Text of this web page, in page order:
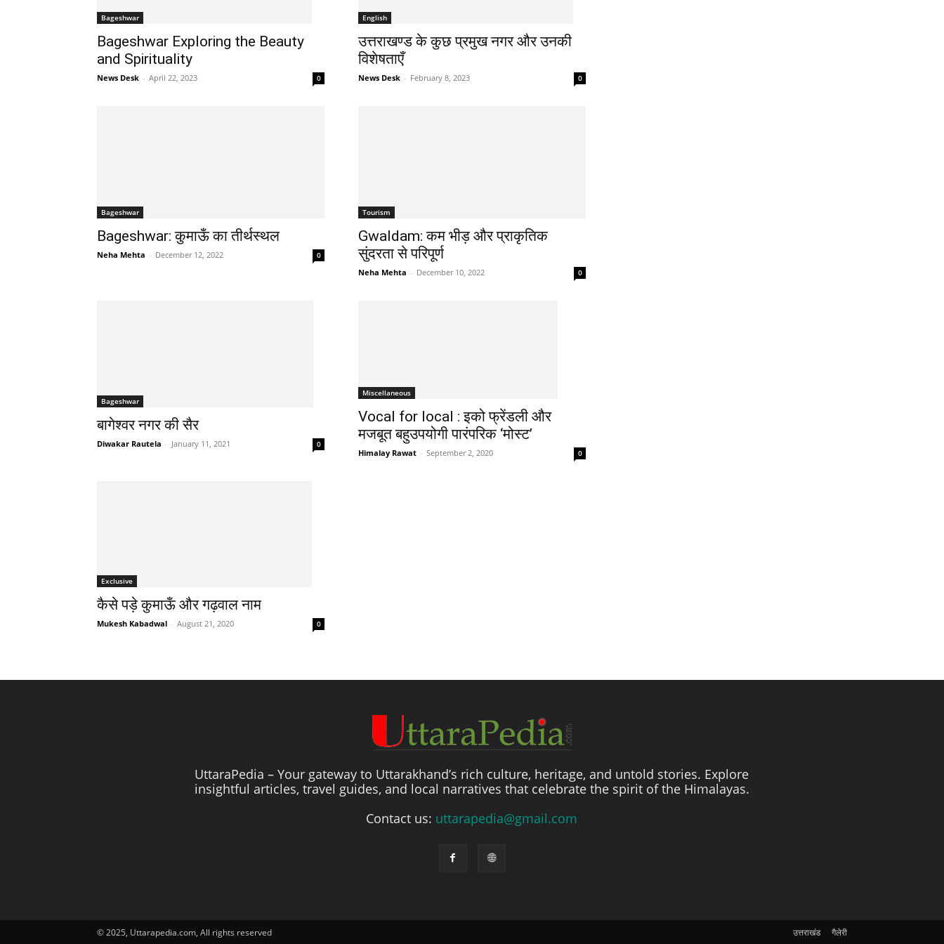
Bageshwar
Bageshwar Exploring the Beauty
and Spirituality
News Desk - April 22, 2023 0
English
उत्तराखण्ड के कुछ प्रमुख नगर और उनकी
विशेषताएँ
News Desk - February 8, 2023 0
Bageshwar
Bageshwar: कुमाऊँ का तीर्थस्थल
Neha Mehta - December 12, 2022 0
Tourism
Gwaldam: कम भीड़ और प्राकृतिक
सुंदरता से परिपूर्ण
Neha Mehta - December 10, 2022 0
Bageshwar
बागेश्वर नगर की सैर
Diwakar Rautela - January 11, 2021 0
Miscellaneous
Vocal for local : इको फ्रेंडली और
मजबूत बहुउपयोगी पारंपरिक ‘मोस्ट’
Himalay Rawat - September 2, 2020 0
Exclusive
कैसे पड़े कुमाऊँ और गढ़वाल नाम
Mukesh Kabadwal - August 21, 2020 0
UttaraPedia – Your gateway to Uttarakhand’s rich culture, heritage, and untold stories. Explore
insightful articles, travel guides, and local narratives that celebrate the spirit of the Himalayas.
Contact us: uttarapedia@gmail.com
उत्तराखंड गैलेरी
© 2025, Uttarapedia.com, All rights reserved